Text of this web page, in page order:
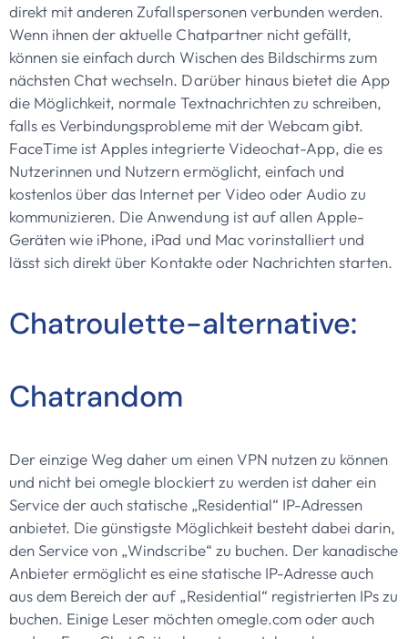
direkt mit anderen Zufallspersonen verbunden werden.
Wenn ihnen der aktuelle Chatpartner nicht gefällt,
können sie einfach durch Wischen des Bildschirms zum
nächsten Chat wechseln. Darüber hinaus bietet die App
die Möglichkeit, normale Textnachrichten zu schreiben,
falls es Verbindungsprobleme mit der Webcam gibt.
FaceTime ist Apples integrierte Videochat-App, die es
Nutzerinnen und Nutzern ermöglicht, einfach und
kostenlos über das Internet per Video oder Audio zu
kommunizieren. Die Anwendung ist auf allen Apple-
Geräten wie iPhone, iPad und Mac vorinstalliert und
lässt sich direkt über Kontakte oder Nachrichten starten.
Chatroulette-alternative:
Chatrandom
Der einzige Weg daher um einen VPN nutzen zu können
und nicht bei omegle blockiert zu werden ist daher ein
Service der auch statische „Residential“ IP-Adressen
anbietet. Die günstigste Möglichkeit besteht dabei darin,
den Service von „Windscribe“ zu buchen. Der kanadische
Anbieter ermöglicht es eine statische IP-Adresse auch
aus dem Bereich der auf „Residential“ registrierten IPs zu
buchen. Einige Leser möchten omegle.com oder auch